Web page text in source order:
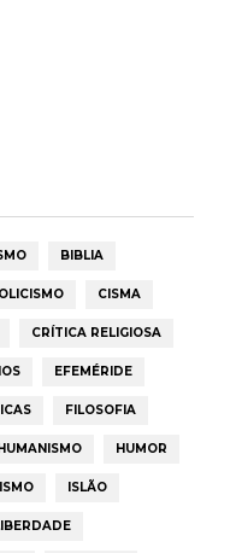
BIBLIA
CISMA
CRÍTICA RELIGIOSA
EFEMÉRIDE
FILOSOFIA
HUMOR
ISLÃO